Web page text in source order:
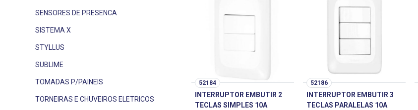
SENSORES DE PRESENCA
SISTEMA X
STYLLUS
SUBLIME
TOMADAS P/PAINEIS
TORNEIRAS E CHUVEIROS ELETRICOS
52184
INTERRUPTOR EMBUTIR 2
TECLAS SIMPLES 10A
52186
INTERRUPTOR EMBUTIR 3
TECLAS PARALELAS 10A